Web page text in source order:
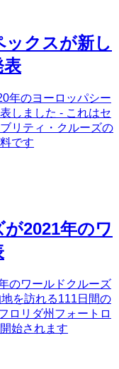
クスが新し
表
年のヨーロッパシー
しました - これはセ
リティ・クルーズの
です
2021年のワ
のワールドクルーズ
を訪れる111日間の
ロリダ州フォートロ
始されます